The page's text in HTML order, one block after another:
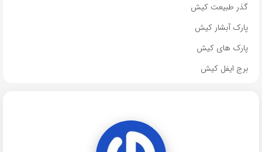
گذر طبیعت کیش
پارک آبشار کیش
پارک های کیش
برج ایفل کیش